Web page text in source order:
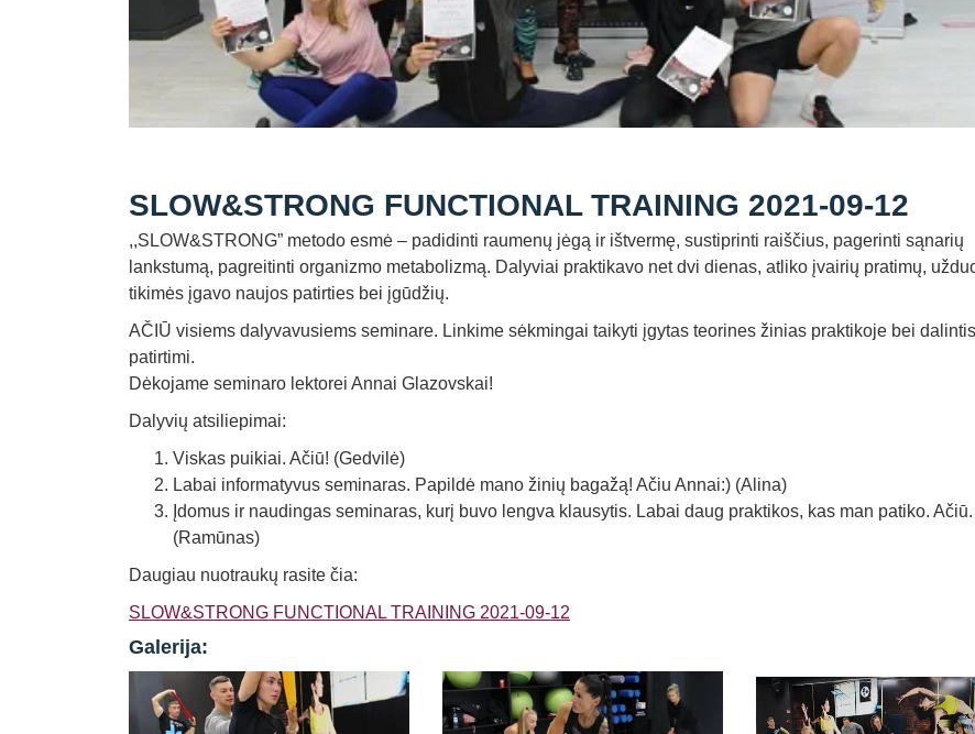
SLOW&STRONG FUNCTIONAL TRAINING 2021-09-12
,,SLOW&STRONG” metodo esmė – padidinti raumenų jėgą ir ištvermę, sustiprinti raiščius, pagerinti sąnarių
lankstumą, pagreitinti organizmo metabolizmą. Dalyviai praktikavo net dvi dienas, atliko įvairių pratimų,
tikimės įgavo naujos patirties bei įgūdžių.
AČIŪ visiems dalyvavusiems seminare. Linkime sėkmingai taikyti įgytas teorines žinias praktikoje bei
patirtimi.
Dėkojame seminaro lektorei Annai Glazovskai!
Dalyvių atsiliepimai:
Viskas puikiai. Ačiū! (Gedvilė)
Labai informatyvus seminaras. Papildė mano žinių bagažą! Ačiu Annai:) (Alina)
Įdomus ir naudingas seminaras, kurį buvo lengva klausytis. Labai daug praktikos, kas man patiko. Ačiū.
(Ramūnas)
Daugiau nuotraukų rasite čia:
SLOW&STRONG FUNCTIONAL TRAINING 2021-09-12
Galerija: